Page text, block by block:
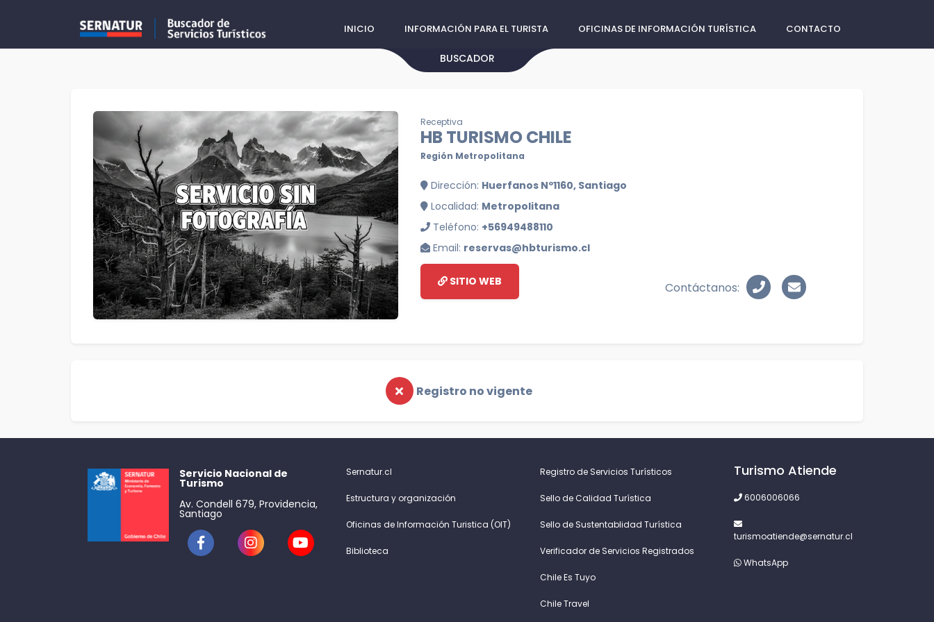
INICIO INFORMACIÓN PARA EL TURISTA OFICINAS DE INFORMACIÓN TURÍSTICA CONTACTO
BUSCADOR
Receptiva
HB TURISMO CHILE
Región Metropolitana
Dirección: Huerfanos Nº1160, Santiago
Localidad: Metropolitana
Teléfono: +56949488110
Email: reservas@hbturismo.cl
SITIO WEB Contáctanos:
Registro no vigente
Servicio Nacional de
Turismo
Av. Condell 679, Providencia,
Santiago
Sernatur.cl
Estructura y organización
Oficinas de Información Turistica (OIT)
Biblioteca
Registro de Servicios Turísticos
Sello de Calidad Turística
Sello de Sustentablidad Turística
Verificador de Servicios Registrados
Chile Es Tuyo
Chile Travel
Turismo Atiende
6006006066
turismoatiende@sernatur.cl
WhatsApp